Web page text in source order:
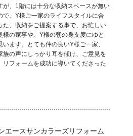
が、1階には十分な収納スペースが無い
で、Y様ご一家のライフスタイルに合
た、収納をご提案する事で、お忙しい
様の家事や、Y様の朝の身支度にゆと
ます。とても仲の良いY様ご一家、
族の声にしっかり耳を傾け、ご意見を
リフォームを成功に導いてくださった
エースサンカラーズリフォーム